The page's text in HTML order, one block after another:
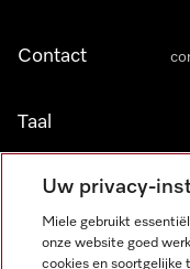
Contact
Taal
NEDERLANDS
Uw privacy-
Miele gebruikt
onze website goed
cookies en soortgelijke